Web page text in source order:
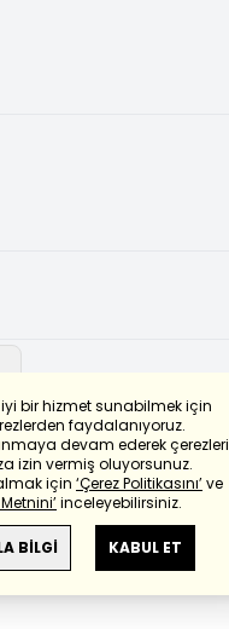
bir hizmet sunabilmek için
faydalanıyoruz.
devam ederek çerezleri
izin vermiş oluyorsunuz.
için ‘Çerez Politikasını’ve
inceleyebilirsiniz.
BİLGİ KABUL ET